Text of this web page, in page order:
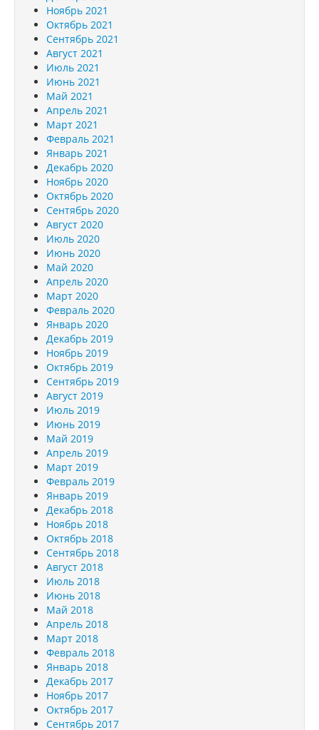
Ноябрь 2021
Октябрь 2021
Сентябрь 2021
Август 2021
Июль 2021
Июнь 2021
Май 2021
Апрель 2021
Март 2021
Февраль 2021
Январь 2021
Декабрь 2020
Ноябрь 2020
Октябрь 2020
Сентябрь 2020
Август 2020
Июль 2020
Июнь 2020
Май 2020
Апрель 2020
Март 2020
Февраль 2020
Январь 2020
Декабрь 2019
Ноябрь 2019
Октябрь 2019
Сентябрь 2019
Август 2019
Июль 2019
Июнь 2019
Май 2019
Апрель 2019
Март 2019
Февраль 2019
Январь 2019
Декабрь 2018
Ноябрь 2018
Октябрь 2018
Сентябрь 2018
Август 2018
Июль 2018
Июнь 2018
Май 2018
Апрель 2018
Март 2018
Февраль 2018
Январь 2018
Декабрь 2017
Ноябрь 2017
Октябрь 2017
Сентябрь 2017